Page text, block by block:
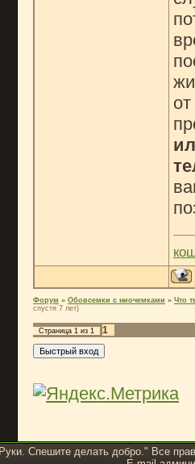
Форум » Обовсемки с ниочемками » Что
спустя 7 лет)
Страница 1 из 1 1
Спешите делать добро." Все